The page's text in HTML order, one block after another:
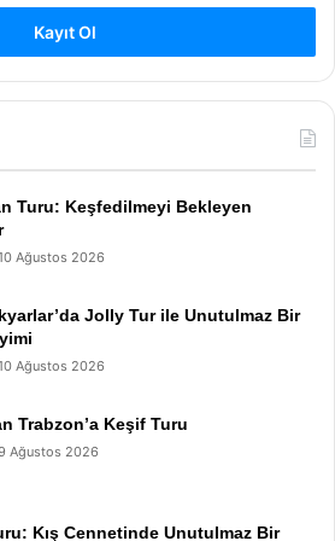
Kayıt Ol
Turu: Keşfedilmeyi Bekleyen
Ağustos 2026
Jolly Tur ile Unutulmaz Bir
Ağustos 2026
Trabzon’a Keşif Turu
Ağustos 2026
Kış Cennetinde Unutulmaz Bir